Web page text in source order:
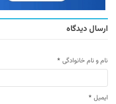
ارسال دیدگاه
نام و نام خانوادگی *
ایمیل *